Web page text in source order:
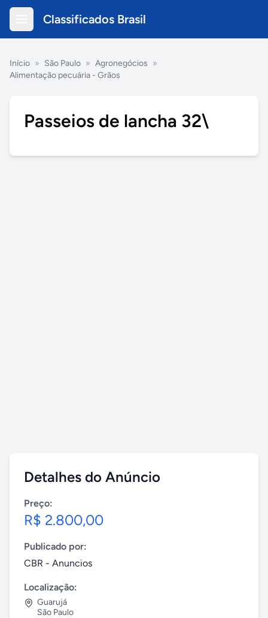
Classificados Brasil
Início » São Paulo » Agronegócios »
Alimentação pecuária - Grãos
Passeios de lancha 32\
Detalhes do Anúncio
Preço:
R$ 2.800,00
Publicado por:
CBR - Anuncios
Localização:
Guarujá
São Paulo